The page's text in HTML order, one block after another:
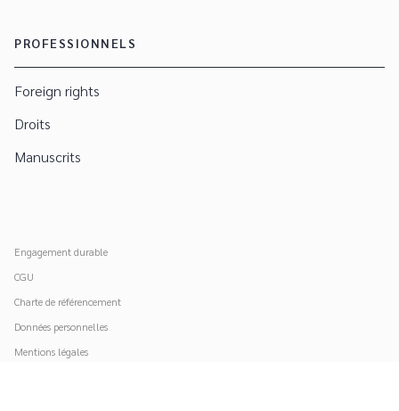
PROFESSIONNELS
Foreign rights
Droits
Manuscrits
Engagement durable
CGU
Charte de référencement
Données personnelles
Mentions légales